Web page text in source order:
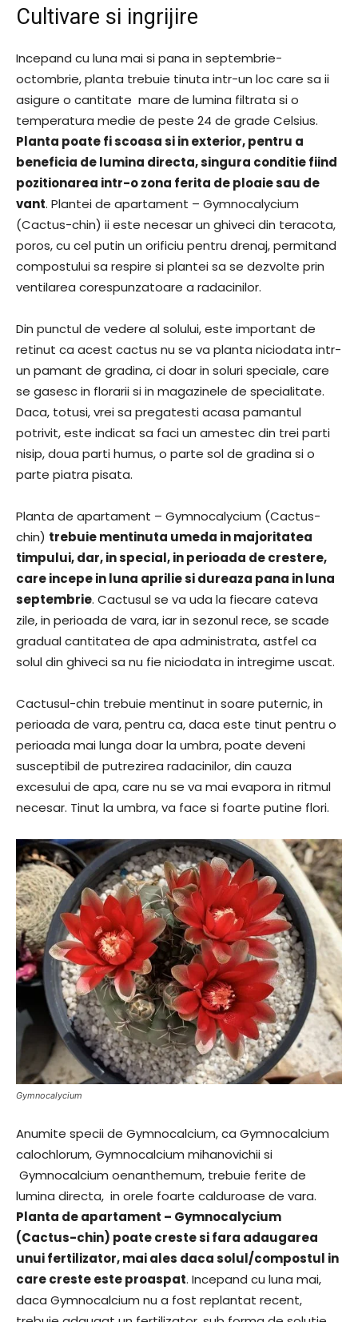
Cultivare si ingrijire
Incepand cu luna mai si pana in septembrie-
octombrie, planta trebuie tinuta intr-un loc care sa ii
asigure o cantitate mare de lumina filtrata si o
temperatura medie de peste 24 de grade Celsius.
Planta poate fi scoasa si in exterior, pentru a
beneficia de lumina directa, singura conditie fiind
pozitionarea intr-o zona ferita de ploaie sau de
vant. Plantei de apartament – Gymnocalycium
(Cactus-chin) ii este necesar un ghiveci din teracota,
poros, cu cel putin un orificiu pentru drenaj, permitand
compostului sa respire si plantei sa se dezvolte prin
ventilarea corespunzatoare a radacinilor.
Din punctul de vedere al solului, este important de
retinut ca acest cactus nu se va planta niciodata intr-
un pamant de gradina, ci doar in soluri speciale, care
se gasesc in florarii si in magazinele de specialitate.
Daca, totusi, vrei sa pregatesti acasa pamantul
potrivit, este indicat sa faci un amestec din trei parti
nisip, doua parti humus, o parte sol de gradina si o
parte piatra pisata.
Planta de apartament – Gymnocalycium (Cactus-
chin) trebuie mentinuta umeda in majoritatea
timpului, dar, in special, in perioada de crestere,
care incepe in luna aprilie si dureaza pana in luna
septembrie. Cactusul se va uda la fiecare cateva
zile, in perioada de vara, iar in sezonul rece, se scade
gradual cantitatea de apa administrata, astfel ca
solul din ghiveci sa nu fie niciodata in intregime uscat.
Cactusul-chin trebuie mentinut in soare puternic, in
perioada de vara, pentru ca, daca este tinut pentru o
perioada mai lunga doar la umbra, poate deveni
susceptibil de putrezirea radacinilor, din cauza
excesului de apa, care nu se va mai evapora in ritmul
necesar. Tinut la umbra, va face si foarte putine flori.
Gymnocalycium
Anumite specii de Gymnocalcium, ca Gymnocalcium
calochlorum, Gymnocalcium mihanovichii si
Gymnocalcium oenanthemum, trebuie ferite de
lumina directa, in orele foarte calduroase de vara.
Planta de apartament – Gymnocalycium
(Cactus-chin) poate creste si fara adaugarea
unui fertilizator, mai ales daca solul/compostul in
care creste este proaspat. Incepand cu luna mai,
daca Gymnocalcium nu a fost replantat recent,